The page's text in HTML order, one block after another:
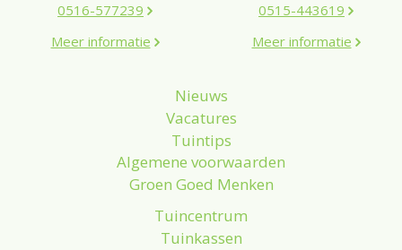
0516-577239
Meer informatie
0515-443619
Meer informatie
Nieuws
Vacatures
Tuintips
Algemene voorwaarden
Groen Goed Menken
Tuincentrum
Tuinkassen